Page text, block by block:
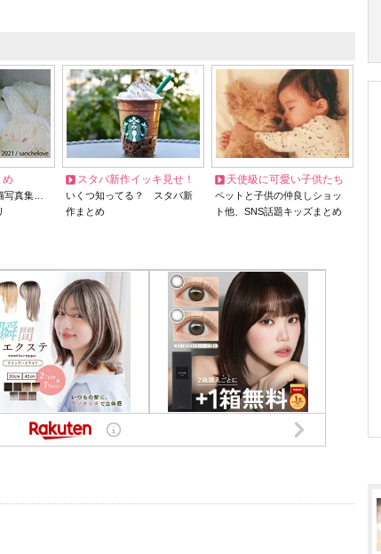
め
写真集…
スタバ新作イッキ見せ！
いくつ知ってる？ スタバ新
作まとめ
天使級に可愛い子供たち
ペットと子供の仲良しショッ
ト他、SNS話題キッズまとめ